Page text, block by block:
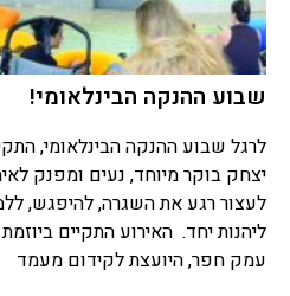
שבוע ההנקה הבינלאומי!
לרגל שבוע ההנקה הבינלאומי,
יצחק בוקר מיוחד, נעים ומפנק
לעצור רגע את השגרה, להיפגש,
ליהנות יחד. האירוע התקיים
עמק חפר, היועצת לקידום מעמד